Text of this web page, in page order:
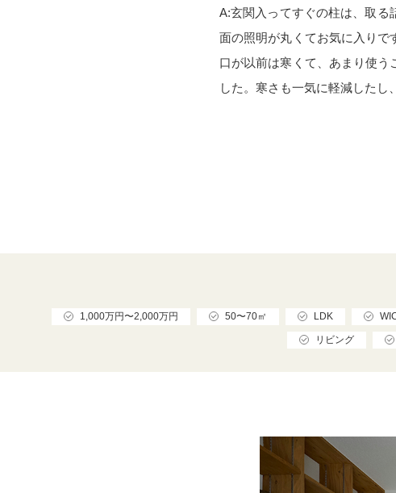
A:玄関入ってすぐの柱は、取る
面の照明が丸くてお気に入り
口が以前は寒くて、あまり使う
した。寒さも一気に軽減したし
1,000万円〜2,000万円 50〜70㎡ LDK
リビング